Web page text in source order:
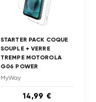
STARTER PACK COQUE
SOUPLE + VERRE
TREMPE MOTOROLA
G06 POWER
MyWay
14,99 €